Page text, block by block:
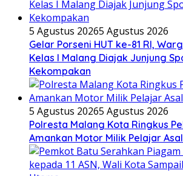
5 Agustus 20265 Agustus 2026
Gelar Porseni HUT ke-81 RI,
Kelas I Malang Diajak Junjung
Kekompakan
5 Agustus 20265 Agustus 2026
Polresta Malang Kota Ringkus
Amankan Motor Milik Pelajar